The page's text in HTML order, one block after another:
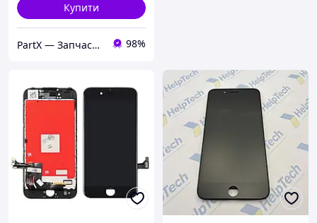
Купити
PartX — Запчастини для смартфонів 98%